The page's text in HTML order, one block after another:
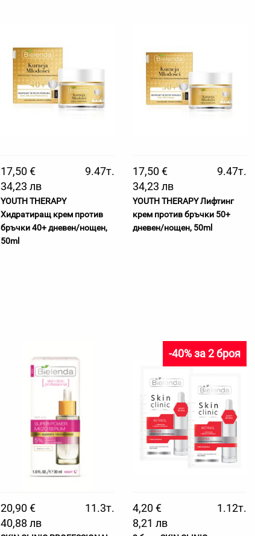
17,50 €
9.47т.
34,23 лв
YOUTH THERAPY
Хидратиращ крем против
бръчки 40+ дневен/нощен,
50ml
17,50 €
9.47т.
34,23 лв
YOUTH THERAPY Лифтинг
крем против бръчки 50+
дневен/нощен, 50ml
20,90 €
11.3т.
40,88 лв
-40% за 2 броя
4,20 €
1.12т.
8,21 лв